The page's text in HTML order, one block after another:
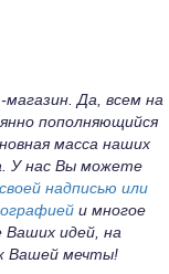
Да, всем на
пополняющийся
масса наших
У нас Вы можете
надписью или
и многое
Ваших идей, на
Вашей мечты!